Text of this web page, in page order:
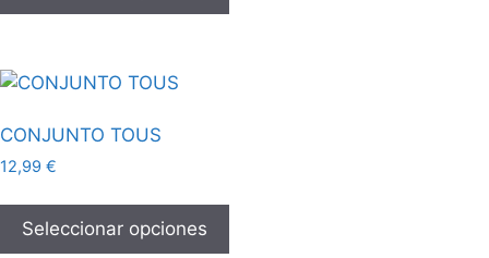
CONJUNTO TOUS
12,99 €
Seleccionar opciones